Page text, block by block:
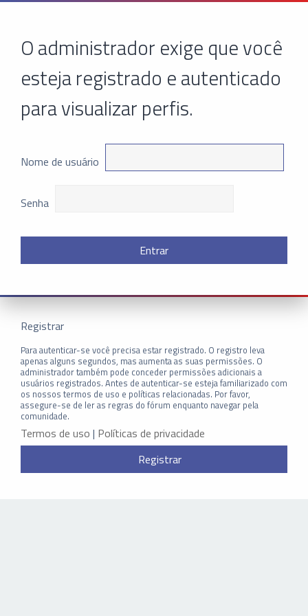
O administrador exige que você
esteja registrado e autenticado
para visualizar perfis.
Nome de usuário
Senha
Registrar
Para autenticar-se você precisa estar registrado. O registro leva
apenas alguns segundos, mas aumenta as suas permissões. O
administrador também pode conceder permissões adicionais a
usuários registrados. Antes de autenticar-se esteja familiarizado com
os nossos termos de uso e políticas relacionadas. Por favor,
assegure-se de ler as regras do fórum enquanto navegar pela
comunidade.
Termos de uso | Políticas de privacidade
Registrar